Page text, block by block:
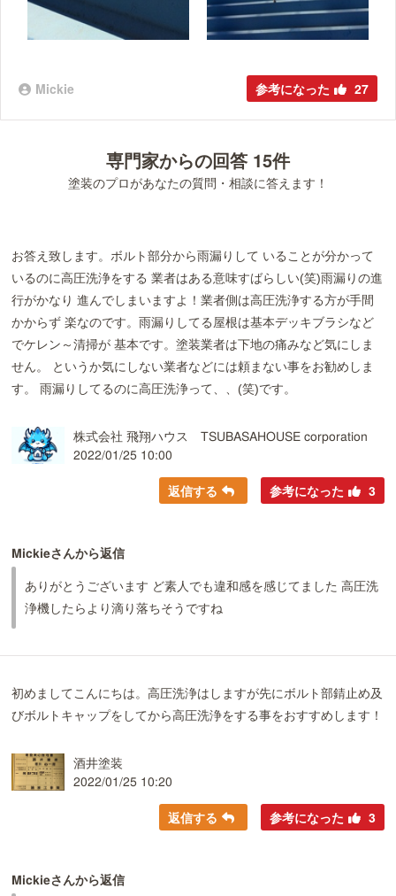
Mickie 参考になった 27
専門家からの回答 15件
塗装のプロがあなたの質問・相談に答えます！
お答え致します。ボルト部分から雨漏りして いることが分かって
いるのに高圧洗浄をする 業者はある意味すばらしい(笑)雨漏りの進
行がかなり 進んでしまいますよ！業者側は高圧洗浄する方が手間
かからず 楽なのです。雨漏りしてる屋根は基本デッキブラシなど
でケレン～清掃が 基本です。塗装業者は下地の痛みなど気にしま
せん。 というか気にしない業者などには頼まない事をお勧めしま
す。 雨漏りしてるのに高圧洗浄って、、(笑)です。
株式会社 飛翔ハウス TSUBASAHOUSE corporation
2022/01/25 10:00
返信する 参考になった 3
Mickieさんから返信
ありがとうございます ど素人でも違和感を感じてました 高圧洗
浄機したらより滴り落ちそうですね
初めましてこんにちは。高圧洗浄はしますが先にボルト部錆止め及
びボルトキャップをしてから高圧洗浄をする事をおすすめします！
酒井塗装
2022/01/25 10:20
返信する 参考になった 3
Mickieさんから返信